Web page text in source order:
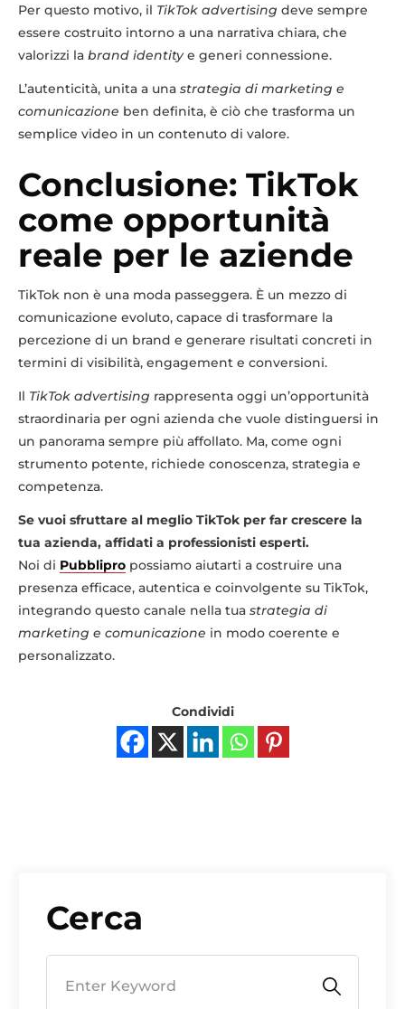
Per questo motivo, il TikTok advertising deve sempre
essere costruito intorno a una narrativa chiara, che
valorizzi la brand identitye generi connessione.
L’autenticità, unita a una strategia di marketing e
comunicazione ben definita, è ciò che trasforma un
semplice video in un contenuto di valore.
Conclusione: TikTok
come opportunità
reale per le aziende
TikTok non è una moda passeggera. È un mezzo di
comunicazione evoluto, capace di trasformare la
percezione di un brand e generare risultati concreti in
termini di visibilità, engagement e conversioni.
Il TikTok advertising rappresenta oggi un’opportunità
straordinaria per ogni azienda che vuole distinguersi in
un panorama sempre più affollato. Ma, come ogni
strumento potente, richiede conoscenza, strategia e
competenza.
Se vuoi sfruttare al meglio TikTok per far crescere la
tua azienda, affidati a professionisti esperti.
Noi di Pubblipro possiamo aiutarti a costruire una
presenza efficace, autentica e coinvolgente su TikTok,
integrando questo canale nella tua strategia di
marketing e comunicazione in modo coerente e
personalizzato.
Condividi
Cerca